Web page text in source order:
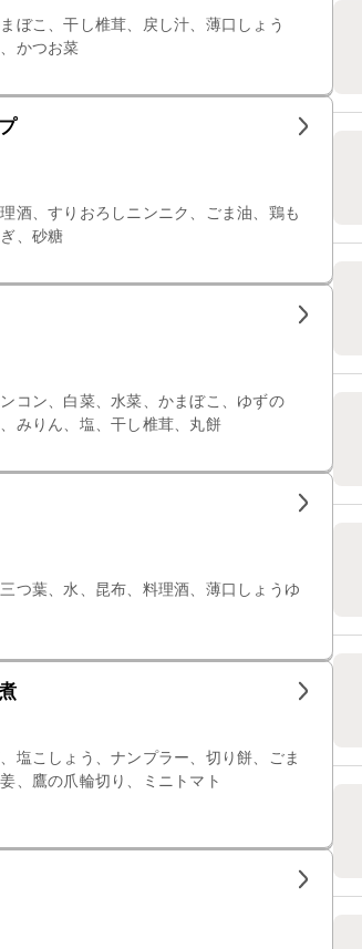
ぼこ、干し椎茸、戻し汁、薄口しょう
かつお菜
酒、すりおろしニンニク、ごま油、鶏も
、砂糖
コン、白菜、水菜、かまぼこ、ゆずの
みりん、塩、干し椎茸、丸餅
つ葉、水、昆布、料理酒、薄口しょうゆ
塩こしょう、ナンプラー、切り餅、ごま
、鷹の爪輪切り、ミニトマト